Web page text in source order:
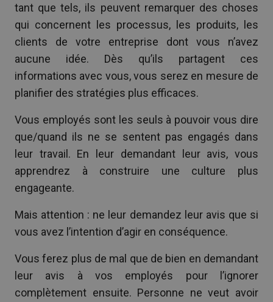
tant que tels, ils peuvent remarquer des choses
qui concernent les processus, les produits, les
clients de votre entreprise dont vous n’avez
aucune idée. Dès qu’ils partagent ces
informations avec vous, vous serez en mesure de
planifier des stratégies plus efficaces.
Vous employés sont les seuls à pouvoir vous dire
que/quand ils ne se sentent pas engagés dans
leur travail. En leur demandant leur avis, vous
apprendrez à construire une culture plus
engageante.
Mais attention : ne leur demandez leur avis que si
vous avez l’intention d’agir en conséquence.
Vous ferez plus de mal que de bien en demandant
leur avis à vos employés pour l’ignorer
complètement ensuite. Personne ne veut avoir